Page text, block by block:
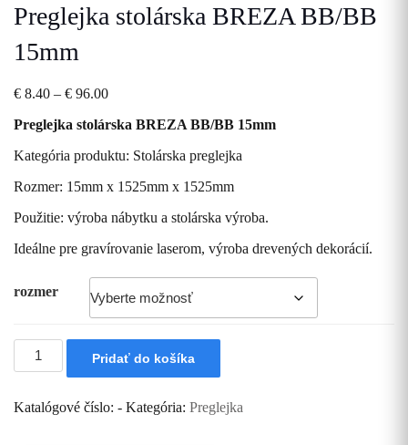
Preglejka stolárska BREZA BB/BB
15mm
€ 8.40 – € 96.00Price
€ 8.40
€ 96.00
Preglejka stolárska BREZA BB/BB 15mm
Kategória produktu: Stolárska preglejka
Rozmer: 15mm x 1525mm x 1525mm
Použitie: výroba nábytku a stolárska výroba.
Ideálne pre gravírovanie laserom, výroba drevených dekorácií.
rozmer
množstvo
Preglejka
stolárska
BB/BB
Pridať do košíka
Katalógové číslo: - Kategória: Preglejka